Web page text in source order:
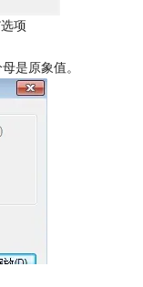
项
是原象值。